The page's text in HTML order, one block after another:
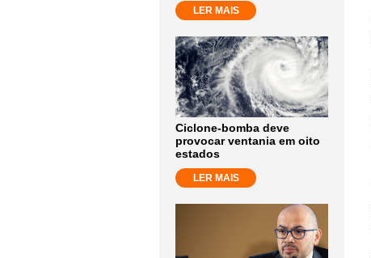
LER MAIS
Ciclone-bomba deve
provocar ventania em oito
estados
LER MAIS